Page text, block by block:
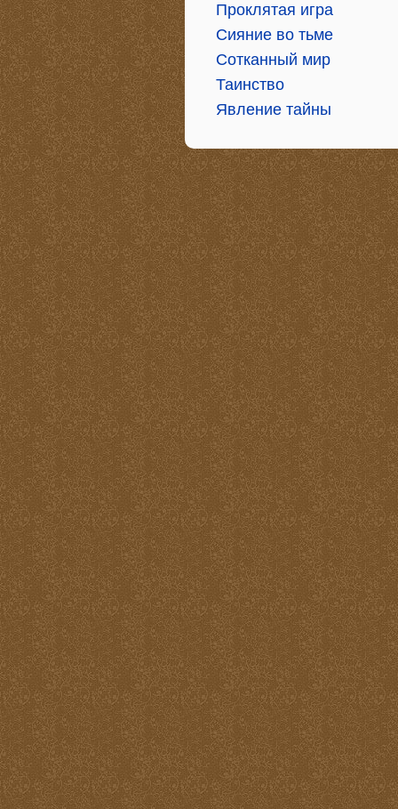
Проклятая игра
Сияние во тьме
Сотканный мир
Таинство
Явление тайны